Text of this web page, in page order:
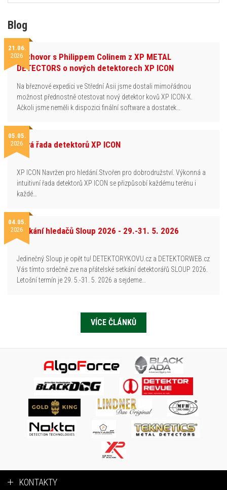
Blog
21.06.
2026Rozhovor s Philippem Colinem z XP METAL
DETECTORS o nových detektorech XP ICON
Na březnové expedici ve Střední Asii jsme dostali mimořádnou
možnost přednostně otestovat nový detektor kovů XP ICON-X.
Ačkoli jsme neměli k dispozici finální software a dostatek…
05.05.
2026Nová řada detektorů XP ICON
XP ICON Navržen pro hledání.Stvořen pro dobrodružství. Výkonná a
intuitivní řada detektorů XP ICON se přizpůsobí každému terénu i
každé…
04.05.
2026Setkání hledačů Sloup 2026 - 29.-31. 5. 2026
Jedinečný Sloup je opět tu! DETEKTORYKOVU.cz a DETEKTORWEB.cz
Vás tímto srdečně zve na přátelské setkání detektorářů SLOUP 2026.
Letošní termín je 29. 5.-31. 5. 2026 a sejdeme…
VÍCE ČLÁNKŮ
KONTAKTY